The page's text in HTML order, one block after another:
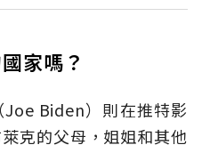
家嗎？
Biden）則在推特影
克的父母，姐姐和其他